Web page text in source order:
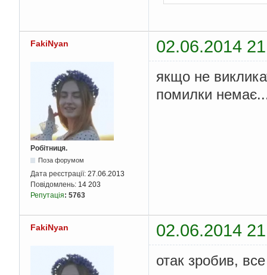
}
{
}
FakiNyan 02.06.2014
Робітниця.
Поза форумом
Дата реєстрації: 27.06.2013
Повідомлень: 14 203
Репутація: 5763
якщо не
помилки
FakiNyan 02.06.2014
отак зробив,